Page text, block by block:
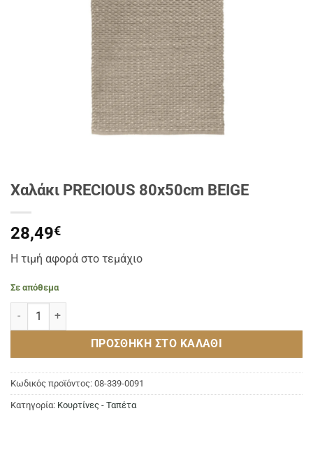
Χαλάκι PRECIOUS 80x50cm BEIGE
28,49€
Η τιμή αφορά στο τεμάχιο
Σε απόθεμα
Χαλάκι PRECIOUS 80x50cm BEIGE ποσότητα
ΠΡΟΣΘΉΚΗ ΣΤΟ ΚΑΛΆΘΙ
Κωδικός προϊόντος: 08-339-0091
Κατηγορία: Κουρτίνες - Ταπέτα